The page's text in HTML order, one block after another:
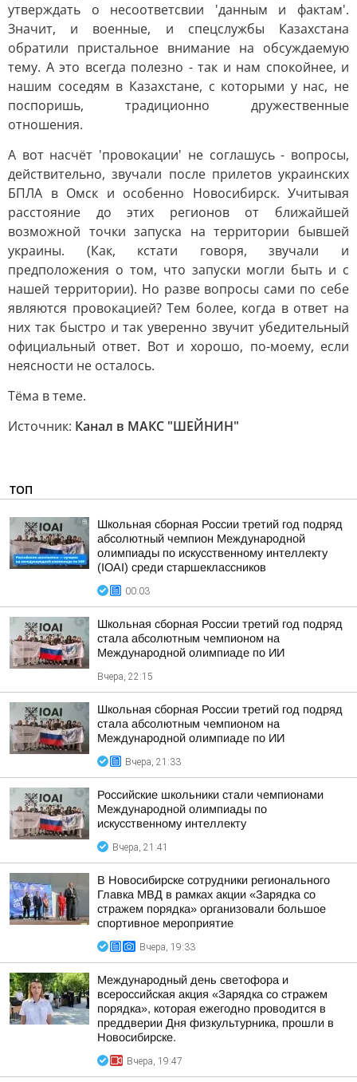
утверждать о несоответсвии 'данным и фактам'.
Значит, и военные, и спецслужбы Казахстана
обратили пристальное внимание на обсуждаемую
тему. А это всегда полезно - так и нам спокойнее, и
нашим соседям в Казахстане, с которыми у нас, не
поспоришь, традиционно дружественные
отношения.
А вот насчёт 'провокации' не соглашусь - вопросы,
действительно, звучали после прилетов украинских
БПЛА в Омск и особенно Новосибирск. Учитывая
расстояние до этих регионов от ближайшей
возможной точки запуска на территории бывшей
украины. (Как, кстати говоря, звучали и
предположения о том, что запуски могли быть и с
нашей территории). Но разве вопросы сами по себе
являются провокацией? Тем более, когда в ответ на
них так быстро и так уверенно звучит убедительный
официальный ответ. Вот и хорошо, по-моему, если
неясности не осталось.
Тёма в теме.
Источник: Канал в МАКС "ШЕЙНИН"
ТОП
Школьная сборная России третий год подряд
абсолютный чемпион Международной
олимпиады по искусственному интеллекту
(IOAI) среди старшеклассников
00:03
Школьная сборная России третий год подряд
стала абсолютным чемпионом на
Международной олимпиаде по ИИ
Вчера, 22:15
Школьная сборная России третий год подряд
стала абсолютным чемпионом на
Международной олимпиаде по ИИ
Вчера, 21:33
Российские школьники стали чемпионами
Международной олимпиады по
искусственному интеллекту
Вчера, 21:41
В Новосибирске сотрудники регионального
Главка МВД в рамках акции «Зарядка со
стражем порядка» организовали большое
спортивное мероприятие
Вчера, 19:33
Международный день светофора и
всероссийская акция «Зарядка со стражем
порядка», которая ежегодно проводится в
преддверии Дня физкультурника, прошли в
Новосибирске.
Вчера, 19:47